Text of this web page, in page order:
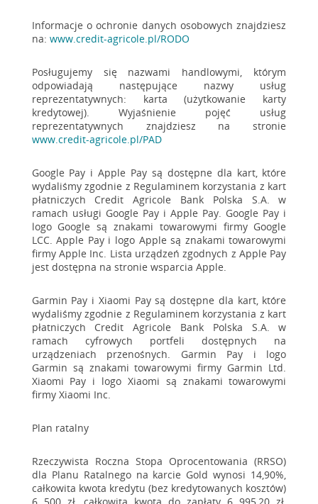
Informacje o ochronie danych osobowych znajdziesz
na: www.credit-agricole.pl/RODO
Posługujemy się nazwami handlowymi, którym
odpowiadają następujące nazwy usług
reprezentatywnych: karta (użytkowanie karty
kredytowej). Wyjaśnienie pojęć usług
reprezentatywnych znajdziesz na stronie
www.credit-agricole.pl/PAD
Google Pay i Apple Pay są dostępne dla kart, które
wydaliśmy zgodnie z Regulaminem korzystania z kart
płatniczych Credit Agricole Bank Polska S.A. w
ramach usługi Google Pay i Apple Pay. Google Pay i
logo Google są znakami towarowymi firmy Google
LCC. Apple Pay i logo Apple są znakami towarowymi
firmy Apple Inc. Lista urządzeń zgodnych z Apple Pay
jest dostępna na stronie wsparcia Apple.
Garmin Pay i Xiaomi Pay są dostępne dla kart, które
wydaliśmy zgodnie z Regulaminem korzystania z kart
płatniczych Credit Agricole Bank Polska S.A. w
ramach cyfrowych portfeli dostępnych na
urządzeniach przenośnych. Garmin Pay i logo
Garmin są znakami towarowymi firmy Garmin Ltd.
Xiaomi Pay i logo Xiaomi są znakami towarowymi
firmy Xiaomi Inc.
Plan ratalny
Rzeczywista Roczna Stopa Oprocentowania (RRSO)
dla Planu Ratalnego na karcie Gold wynosi 14,90%,
całkowita kwota kredytu (bez kredytowanych kosztów)